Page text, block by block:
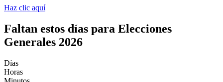
Haz clic aquí
Faltan estos días para Elecciones
Generales 2026
Días
Horas